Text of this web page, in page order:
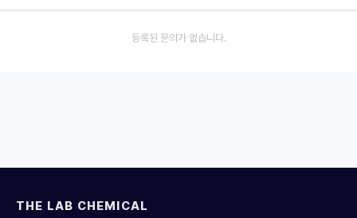
등록된 문의가 없습니다.
THE LAB CHEMICAL